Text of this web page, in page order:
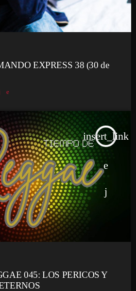
EXPRESS 38 (30 de
insert_link
045: LOS PERICOS Y